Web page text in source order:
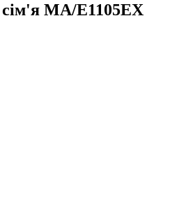
сім'я MA/E1105EX